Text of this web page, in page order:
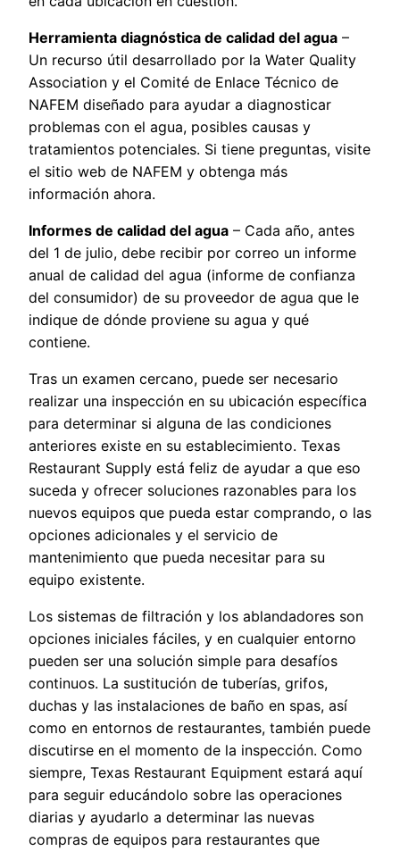
Herramienta diagnóstica de calidad del agua –
Un recurso útil desarrollado por la Water Quality
Association y el Comité de Enlace Técnico de
NAFEM diseñado para ayudar a diagnosticar
problemas con el agua, posibles causas y
tratamientos potenciales. Si tiene preguntas, visite
el sitio web de NAFEM y obtenga más
información ahora.
Informes de calidad del agua – Cada año, antes
del 1 de julio, debe recibir por correo un informe
anual de calidad del agua (informe de confianza
del consumidor) de su proveedor de agua que le
indique de dónde proviene su agua y qué
contiene.
Tras un examen cercano, puede ser necesario
realizar una inspección en su ubicación específica
para determinar si alguna de las condiciones
anteriores existe en su establecimiento. Texas
Restaurant Supply está feliz de ayudar a que eso
suceda y ofrecer soluciones razonables para los
nuevos equipos que pueda estar comprando, o las
opciones adicionales y el servicio de
mantenimiento que pueda necesitar para su
equipo existente.
Los sistemas de filtración y los ablandadores son
opciones iniciales fáciles, y en cualquier entorno
pueden ser una solución simple para desafíos
continuos. La sustitución de tuberías, grifos,
duchas y las instalaciones de baño en spas, así
como en entornos de restaurantes, también puede
discutirse en el momento de la inspección. Como
siempre, Texas Restaurant Equipment estará aquí
para seguir educándolo sobre las operaciones
diarias y ayudarlo a determinar las nuevas
compras de equipos para restaurantes que